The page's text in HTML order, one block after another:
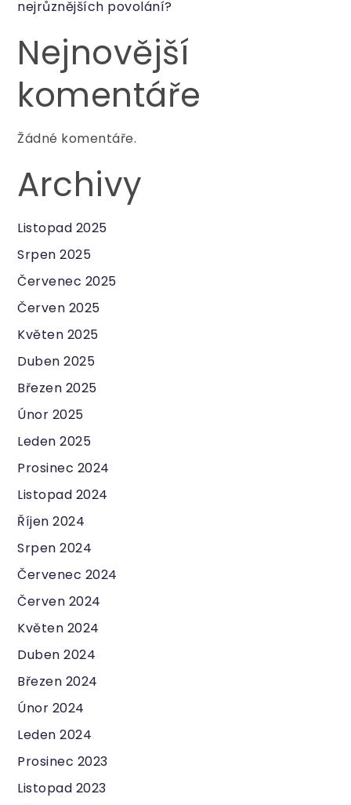
nejrůznějších povolání?
Nejnovější
komentáře
Žádné komentáře.
Archivy
Listopad 2025
Srpen 2025
Červenec 2025
Červen 2025
Květen 2025
Duben 2025
Březen 2025
Únor 2025
Leden 2025
Prosinec 2024
Listopad 2024
Říjen 2024
Srpen 2024
Červenec 2024
Červen 2024
Květen 2024
Duben 2024
Březen 2024
Únor 2024
Leden 2024
Prosinec 2023
Listopad 2023